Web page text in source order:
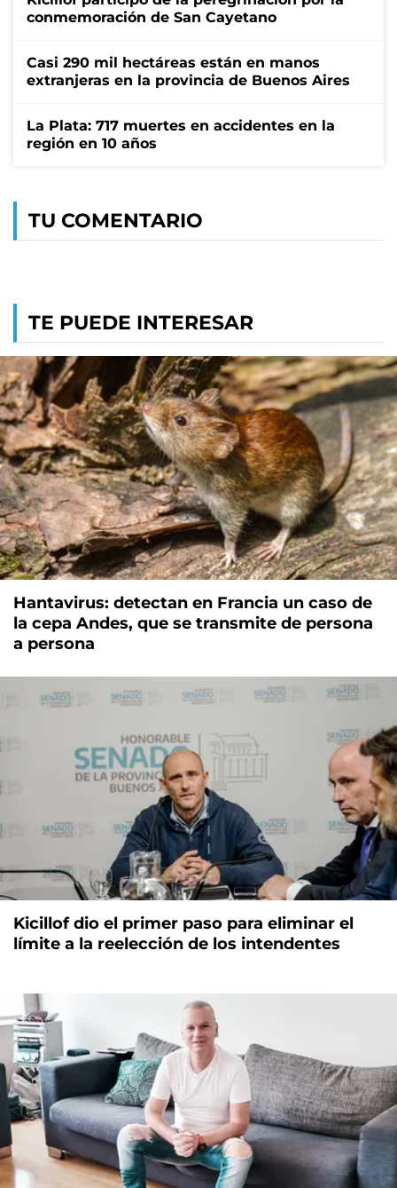
conmemoración de San Cayetano
Casi 290 mil hectáreas están en manos
extranjeras en la provincia de Buenos Aires
La Plata: 717 muertes en accidentes en la
región en 10 años
TU COMENTARIO
TE PUEDE INTERESAR
Hantavirus: detectan en Francia un caso de
la cepa Andes, que se transmite de persona
a persona
Kicillof dio el primer paso para eliminar el
límite a la reelección de los intendentes